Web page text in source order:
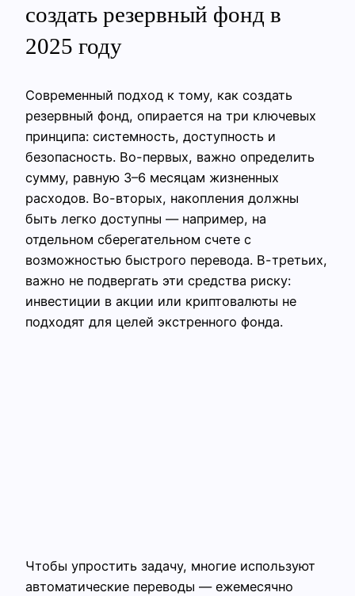
создать резервный фонд в
2025 году
Современный подход к тому, как создать
резервный фонд, опирается на три ключевых
принципа: системность, доступность и
безопасность. Во-первых, важно определить
сумму, равную 3–6 месяцам жизненных
расходов. Во-вторых, накопления должны
быть легко доступны — например, на
отдельном сберегательном счете с
возможностью быстрого перевода. В-третьих,
важно не подвергать эти средства риску:
инвестиции в акции или криптовалюты не
подходят для целей экстренного фонда.
Чтобы упростить задачу, многие используют
автоматические переводы — ежемесячно